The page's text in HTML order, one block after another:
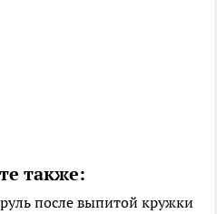
также:
после выпитой кружки